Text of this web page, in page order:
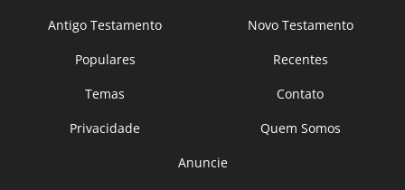
Antigo Testamento
Novo Testamento
Populares
Recentes
Temas
Contato
Privacidade
Quem Somos
Anuncie